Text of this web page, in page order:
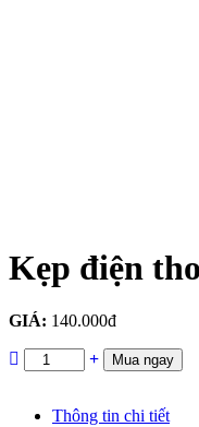
Kẹp điện
GIÁ: 140.000đ
Mua ngay
Thông tin chi tiết